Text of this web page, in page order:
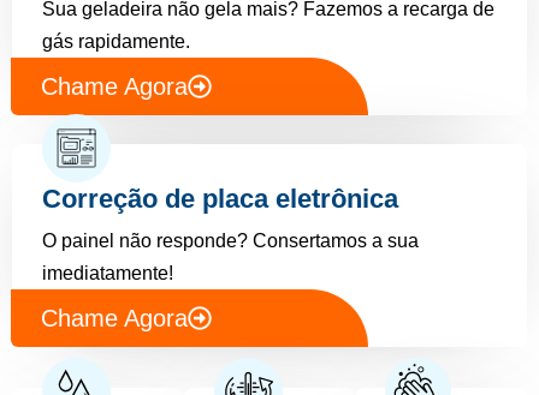
Sua geladeira não gela mais? Fazemos a recarga de
gás rapidamente.
Chame Agora
Correção de placa eletrônica
O painel não responde? Consertamos a sua
imediatamente!
Chame Agora